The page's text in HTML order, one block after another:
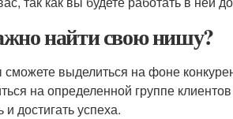
найти свою нишу?
выделиться на фоне
на определенной группе
достигать успеха.